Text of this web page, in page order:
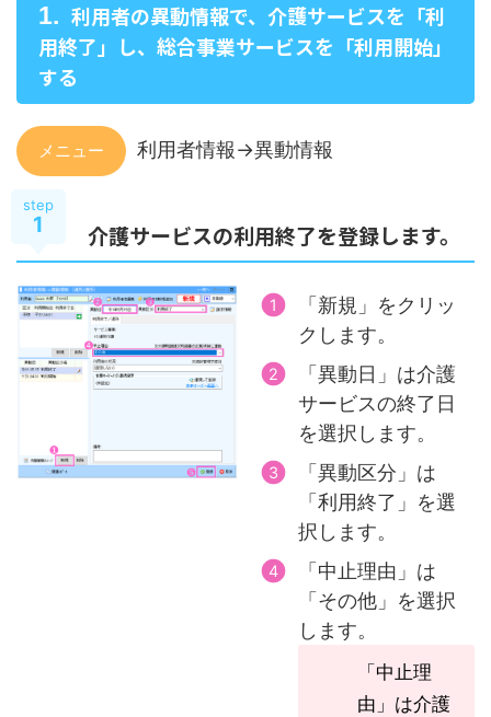
利用者の異動情報で、介護サービスを「利
用終了」し、総合事業サービスを「利用開始」
する
メニュー 利用者情報->異動情報
step
1 介護サービスの利用終了を登録します。
「新規」をクリッ
クします。
「異動日」は介護
サービスの終了日
を選択します。
「異動区分」は
「利用終了」を選
択します。
「中止理由」は
「その他」を選択
します。
「中止理
由」は介護